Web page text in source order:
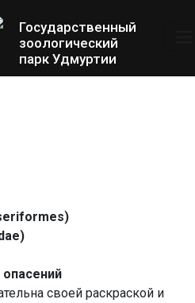
Государственный
зоологический
парк Удмуртии
своей раскраской и